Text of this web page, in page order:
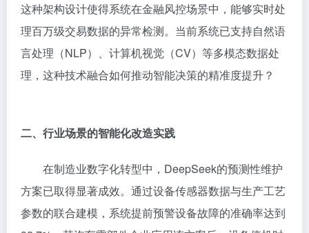
这种架构设计使得系统在金融风控场景中，能够实时处
理百万级交易数据的异常检测。当前系统已支持自然语
言处理（NLP）、计算机视觉（CV）等多模态数据处
理，这种技术融合如何推动智能决策的精准度提升？
二、行业场景的智能化改造实践
在制造业数字化转型中，DeepSeek的预测性维护
方案已取得显著成效。通过设备传感器数据与生产工艺
参数的联合建模，系统提前预警设备故障的准确率达到